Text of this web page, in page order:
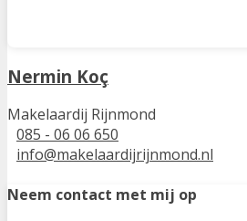
Nermin Koç
Makelaardij Rijnmond
085 - 06 06 650
info@makelaardijrijnmond.nl
Neem contact met mij op